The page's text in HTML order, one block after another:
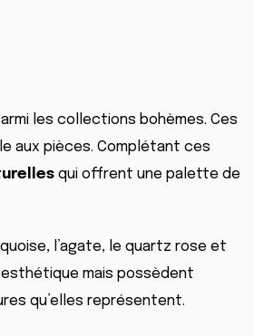
les collections bohèmes. Ces
aux pièces. Complétant ces
qui offrent une palette de
l’agate, le quartz rose et
esthétique mais possèdent
qu’elles représentent.